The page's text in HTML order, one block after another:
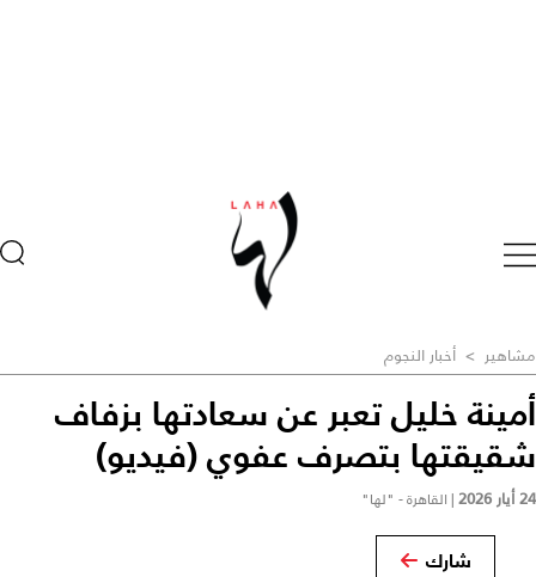
مشاهير > أخبار النجوم
أمينة خليل تعبر عن سعادتها بزفاف
شقيقتها بتصرف عفوي (فيديو)
24 أيار 2026 | القاهرة - "لها"
شارك